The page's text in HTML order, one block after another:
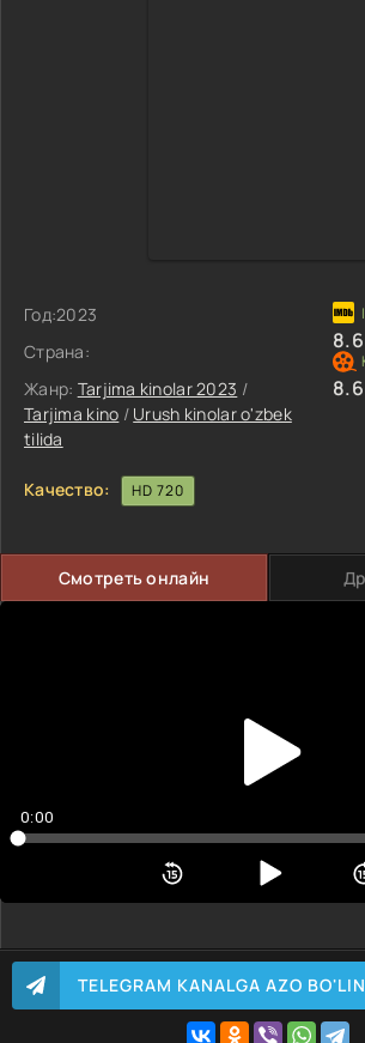
Год:2023
Страна:
Жанр: Tarjima kinolar 2023 /
Tarjima kino / Urush kinolar o'zbek
tilida
8.6
8.6
Качество: HD 720
Смотреть онлайн
0:00
TELEGRAM KANALGA AZO